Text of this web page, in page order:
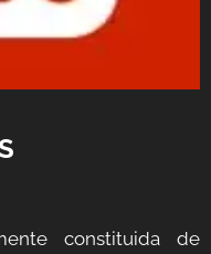
constituida de